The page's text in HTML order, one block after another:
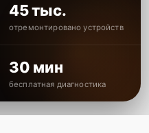
45 тыс.
отремонтировано устройств
30 мин
бесплатная диагностика